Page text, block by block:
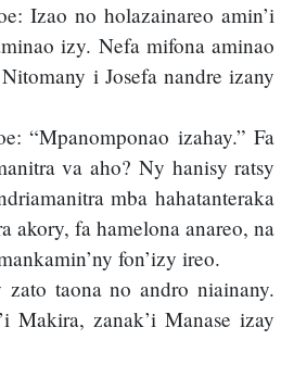
Izao no holazainareo amin’i
izy. Nefa mifona aminao
i Josefa nandre izany
“Mpanomponao izahay.” Fa
va aho? Ny hanisy ratsy
mba hahatanteraka
akory, fa hamelona anareo, na
fon’izy ireo.
taona no andro niainany.
Makira, zanak’i Manase izay